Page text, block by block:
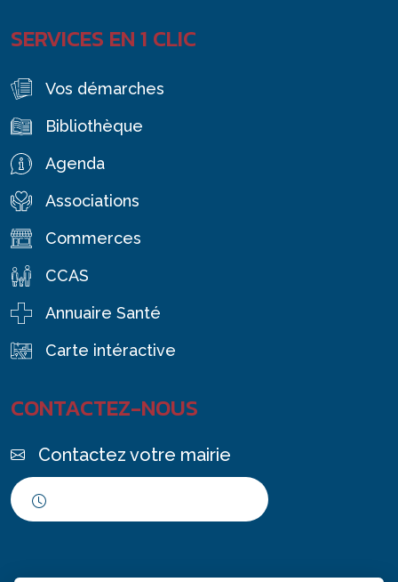
SERVICES EN 1 CLIC
Vos démarches
Bibliothèque
Agenda
Associations
Commerces
CCAS
Annuaire Santé
Carte intéractive
CONTACTEZ-NOUS
Contactez votre mairie